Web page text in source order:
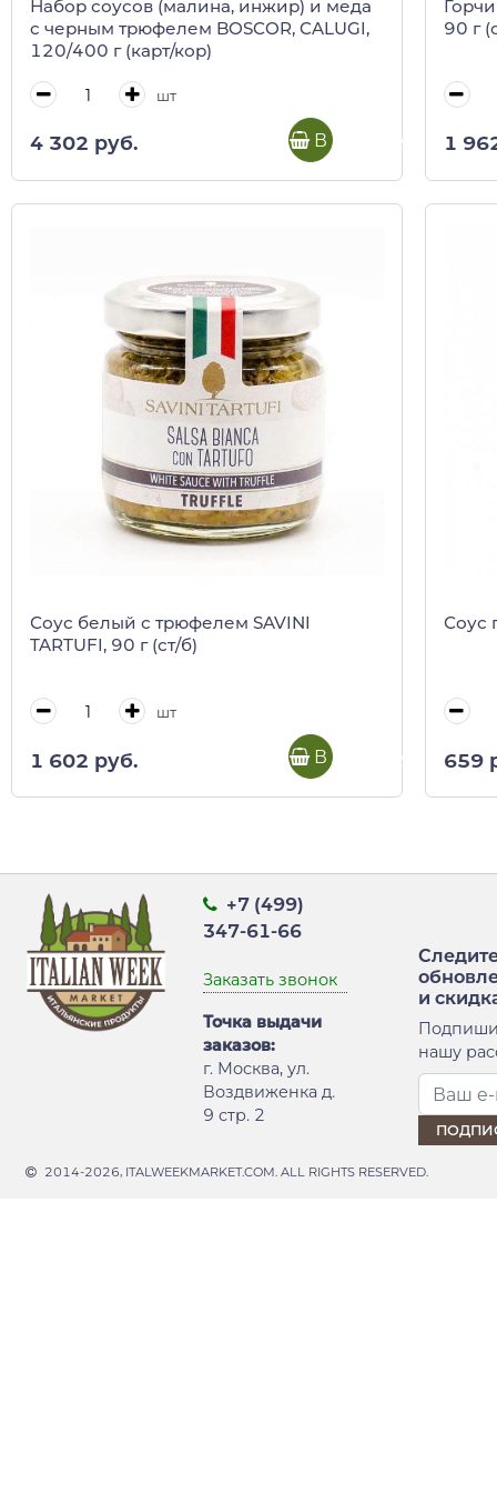
Набор соусов (малина, инжир) и меда
c черным трюфелем BOSCOR, CALUGI,
120/400 г (карт/кор)
шт
4 302 руб. В корзину
90 г
1
Соус белый с трюфелем SAVINI
TARTUFI, 90 г (ст/б)
шт
1 602 руб. В корзину
Соус
659
+7 (499)
347-61-66
Заказать звонок
Точка выдачи
заказов:
г. Москва, ул.
Воздвиженка д.
9 стр. 2
и
нашу
2014-2026, ITALWEEKMARKET.COM. ALL RIGHTS RESERVED.